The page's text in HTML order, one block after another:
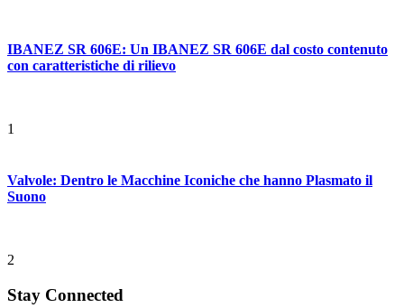
IBANEZ SR 606E: Un IBANEZ SR 606E dal costo contenuto
con caratteristiche di rilievo
1
Valvole: Dentro le Macchine Iconiche che hanno Plasmato il
Suono
2
Stay Connected